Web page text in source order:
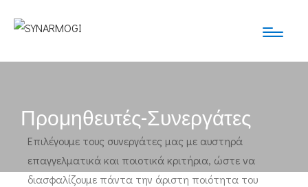
Προμηθευτές-Συνεργάτες
Επιλέγουμε τους συνεργάτες μας με αυστηρά
επαγγελματικά και ποιοτικά κριτήρια, ώστε να
διασφαλίζουμε πάντα την άριστη ποιότητα του